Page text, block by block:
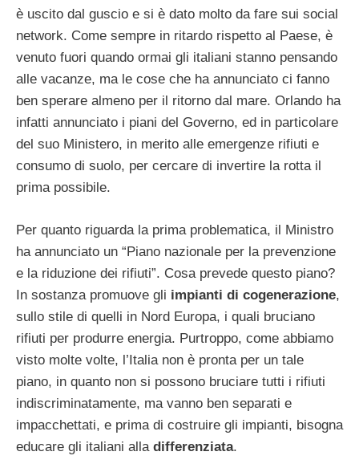
è uscito dal guscio e si è dato molto da fare sui social
network. Come sempre in ritardo rispetto al Paese, è
venuto fuori quando ormai gli italiani stanno pensando
alle vacanze, ma le cose che ha annunciato ci fanno
ben sperare almeno per il ritorno dal mare. Orlando ha
infatti annunciato i piani del Governo, ed in particolare
del suo Ministero, in merito alle emergenze rifiuti e
consumo di suolo, per cercare di invertire la rotta il
prima possibile.
Per quanto riguarda la prima problematica, il Ministro
ha annunciato un “Piano nazionale per la prevenzione
e la riduzione dei rifiuti”. Cosa prevede questo piano?
In sostanza promuove gli impianti di cogenerazione,
sullo stile di quelli in Nord Europa, i quali bruciano
rifiuti per produrre energia. Purtroppo, come abbiamo
visto molte volte, l’Italia non è pronta per un tale
piano, in quanto non si possono bruciare tutti i rifiuti
indiscriminatamente, ma vanno ben separati e
impacchettati, e prima di costruire gli impianti, bisogna
educare gli italiani alla differenziata.